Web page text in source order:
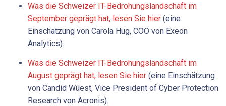
Was die Schweizer IT-Bedrohungslandschaft im
September geprägt hat, lesen Sie hier (eine
Einschätzung von Carola Hug, COO von Exeon
Analytics).
Was die Schweizer IT-Bedrohungslandschaft im
August geprägt hat, lesen Sie hier (eine Einschätzung
von Candid Wüest, Vice President of Cyber Protection
Research von Acronis).